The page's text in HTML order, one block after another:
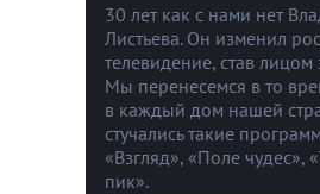
30 лет как с нами нет
Листьева. Он изменил
телевидение, став лицом
Мы перенесемся в то
в каждый дом нашей
стучались такие
«Взгляд», «Поле чудес»,
пик».